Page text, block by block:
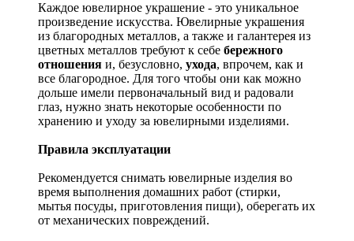
Каждое ювелирное украшение - это уникальное
произведение искусства. Ювелирные украшения
из благородных металлов, а также и галантерея из
цветных металлов требуют к себе бережного
отношения и, безусловно, ухода, впрочем, как и
все благородное. Для того чтобы они как можно
дольше имели первоначальный вид и радовали
глаз, нужно знать некоторые особенности по
хранению и уходу за ювелирными изделиями.
Правила эксплуатации
Рекомендуется снимать ювелирные изделия во
время выполнения домашних работ (стирки,
мытья посуды, приготовления пищи), оберегать их
от механических повреждений.